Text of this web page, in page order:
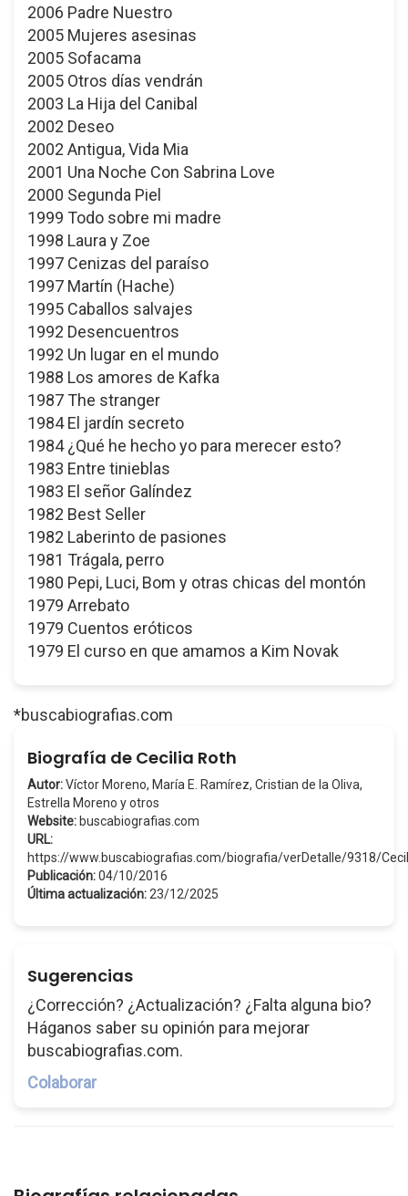
2006 Padre Nuestro
2005 Mujeres asesinas
2005 Sofacama
2005 Otros días vendrán
2003 La Hija del Canibal
2002 Deseo
2002 Antigua, Vida Mia
2001 Una Noche Con Sabrina Love
2000 Segunda Piel
1999 Todo sobre mi madre
1998 Laura y Zoe
1997 Cenizas del paraíso
1997 Martín (Hache)
1995 Caballos salvajes
1992 Desencuentros
1992 Un lugar en el mundo
1988 Los amores de Kafka
1987 The stranger
1984 El jardín secreto
1984 ¿Qué he hecho yo para merecer esto?
1983 Entre tinieblas
1983 El señor Galíndez
1982 Best Seller
1982 Laberinto de pasiones
1981 Trágala, perro
1980 Pepi, Luci, Bom y otras chicas del montón
1979 Arrebato
1979 Cuentos eróticos
1979 El curso en que amamos a Kim Novak
*buscabiografias.com
Biografía de Cecilia Roth
Autor:Víctor Moreno, María E. Ramírez, Cristian de la Oliva,
Estrella Moreno y otros
Website: buscabiografias.com
URL:
https://www.buscabiografias.com/biografia/verDetalle/9318/
Publicación:04/10/2016
Última actualización: 23/12/2025
Sugerencias
¿Corrección? ¿Actualización? ¿Falta alguna bio?
Háganos saber su opinión para mejorar
buscabiografias.com.
Colaborar